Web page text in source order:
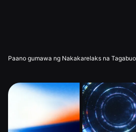
Paano gumawa ng Nakakarelaks na